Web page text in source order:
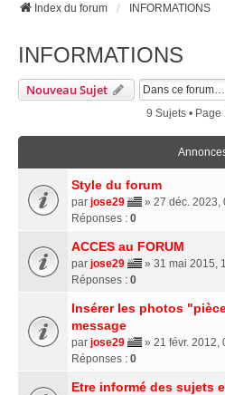
Index du forum INFORMATIONS
INFORMATIONS
Nouveau Sujet
9 Sujets • Page
Style du forum
par jose29
» 27 déc. 2023,
Réponses : 0
ACCES au FORUM
par jose29
» 31 mai 2015,
Réponses : 0
Insérer les photos
message
par jose29
» 21 févr. 2012,
Réponses : 0
Etre informé des sujets